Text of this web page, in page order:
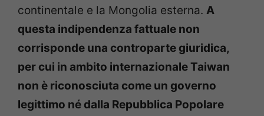
continentale e la Mongolia esterna. A
questa indipendenza fattuale non
corrisponde una controparte giuridica,
per cui in ambito internazionale Taiwan
non è riconosciuta come un governo
legittimo né dalla Repubblica Popolare